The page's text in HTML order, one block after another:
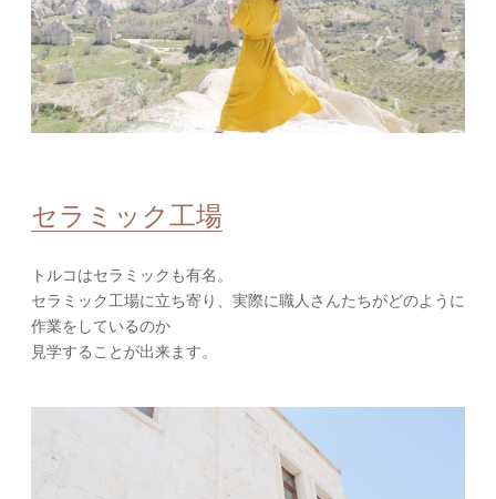
セラミック工場
トルコはセラミックも有名。
セラミック工場に立ち寄り、実際に職人さんたちがどのように
作業をしているのか
見学することが出来ます。